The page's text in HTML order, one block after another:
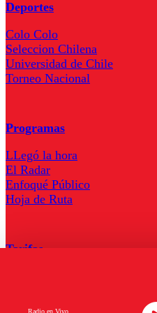
Radio en Vivo
Deportes
Colo Colo
Seleccion Chilena
Universidad de Chile
Torneo Nacional
Programas
LLegó la hora
El Radar
Enfoqué Público
Hoja de Ruta
Tarifas